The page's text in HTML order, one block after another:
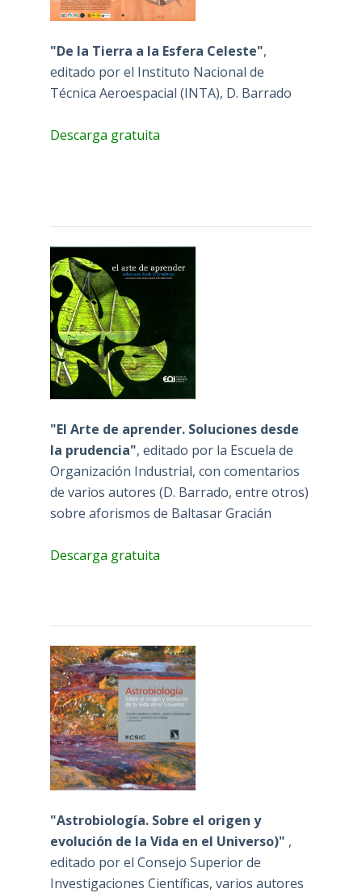
"De la Tierra a la Esfera Celeste",
editado por el Instituto Nacional de
Técnica Aeroespacial (INTA), D. Barrado
Descarga gratuita
"El Arte de aprender. Soluciones desde
la prudencia", editado por la Escuela de
Organización Industrial, con comentarios
de varios autores (D. Barrado, entre otros)
sobre aforismos de Baltasar Gracián
Descarga gratuita
"Astrobiología. Sobre el origen y
evolución de la Vida en el Universo)" ,
editado por el Consejo Superior de
Investigaciones Científicas, varios autores